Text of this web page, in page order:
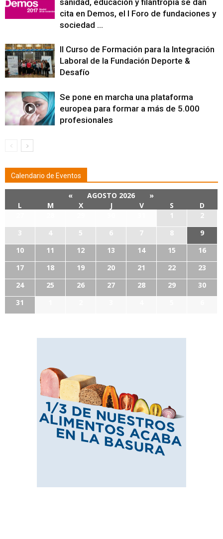
cita en Demos, el I Foro de fundaciones y
sociedad ...
II Curso de Formación para la Integración
Laboral de la Fundación Deporte &
Desafío
Se pone en marcha una plataforma
europea para formar a más de 5.000
profesionales
Calendario de Eventos
« AGOSTO 2026
»
L
M X J V S
D
1
2
3
4 5 6 7 8
9
10
11 12 13 14 15
16
17
18 19 20 21 22
23
24
25 26 27 28 29
30
31